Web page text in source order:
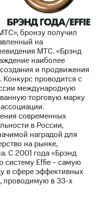
бронзу получил
на
МТС. «Брэнд
наиболее
и продвижения
проводится с
международную
торговую марку
современных
в России,
наградой для
на рынке,
С 2001 года «Брэнд
систему Effie - самую
в сфере эффективных
проводимую в 33-х